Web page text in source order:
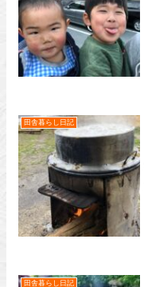
田舎暮らし日記
田舎暮らし日記